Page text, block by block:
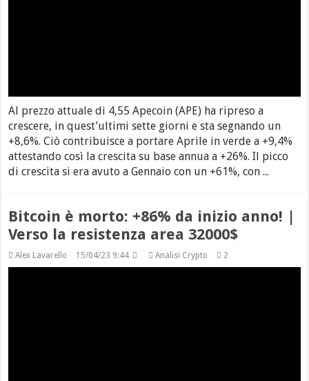
Al prezzo attuale di 4,55 Apecoin (APE) ha ripreso a
crescere, in quest’ultimi sette giorni e sta segnando un
+8,6%. Ciò contribuisce a portare Aprile in verde a +9,4%
attestando così la crescita su base annua a +26%. Il picco
di crescita si era avuto a Gennaio con un +61%, con ...
Bitcoin è morto: +86% da inizio anno! |
Verso la resistenza area 32000$
Alex Lavarello 15/04/23 9:44 Analisi Crypto 2